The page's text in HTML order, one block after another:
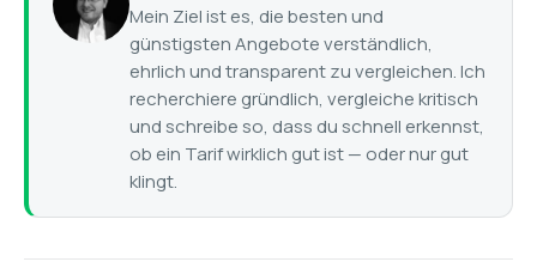
Mein Ziel ist es, die besten und
günstigsten Angebote verständlich,
ehrlich und transparent zu vergleichen. Ich
recherchiere gründlich, vergleiche kritisch
und schreibe so, dass du schnell erkennst,
ob ein Tarif wirklich gut ist — oder nur gut
klingt.